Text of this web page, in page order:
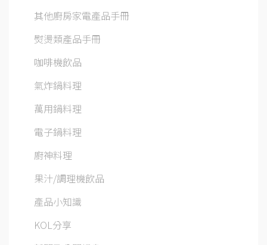
其他廚房家電產品手冊
熨燙類產品手冊
咖啡機飲品
氣炸鍋料理
萬用鍋料理
電子鍋料理
廚神料理
果汁/調理機飲品
產品小知識
KOL分享